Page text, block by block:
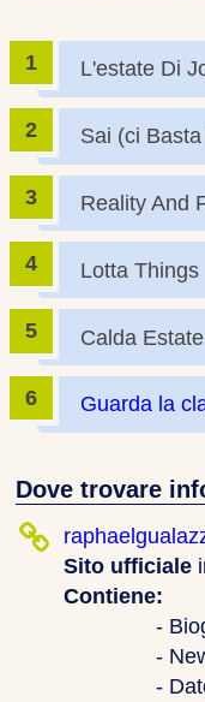
L'estate Di
Sai (ci
Reality And
Lotta Things
Calda
Guarda la
Dove trovare
Sito ufficiale
Contiene:
-
-
-